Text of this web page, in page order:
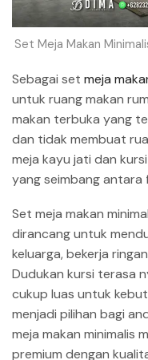
Set Meja Makan
Sebagai set meja
untuk ruang makan
makan terbuka yang
dan tidak membuat
meja kayu jati dan
yang seimbang antara
Set meja makan
dirancang untuk
keluarga, bekerja
Dudukan kursi terasa
cukup luas untuk
menjadi pilihan bagi
meja makan minimalis
premium dengan